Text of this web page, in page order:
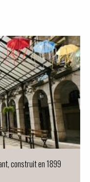
construit en 1899